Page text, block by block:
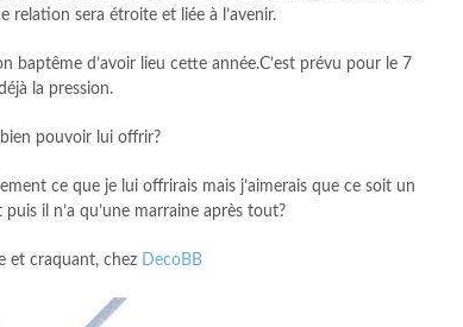
relation sera étroite et liée à l’avenir.
baptême d’avoir lieu cette année.C’est prévu pour le 7
la pression.
pouvoir lui offrir?
ce que je lui offrirais mais j’aimerais que ce soit un
il n’a qu’une marraine après tout?
et craquant, chez DecoBB